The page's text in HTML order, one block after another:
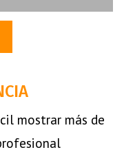
mostrar más de